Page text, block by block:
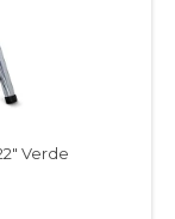
Verde